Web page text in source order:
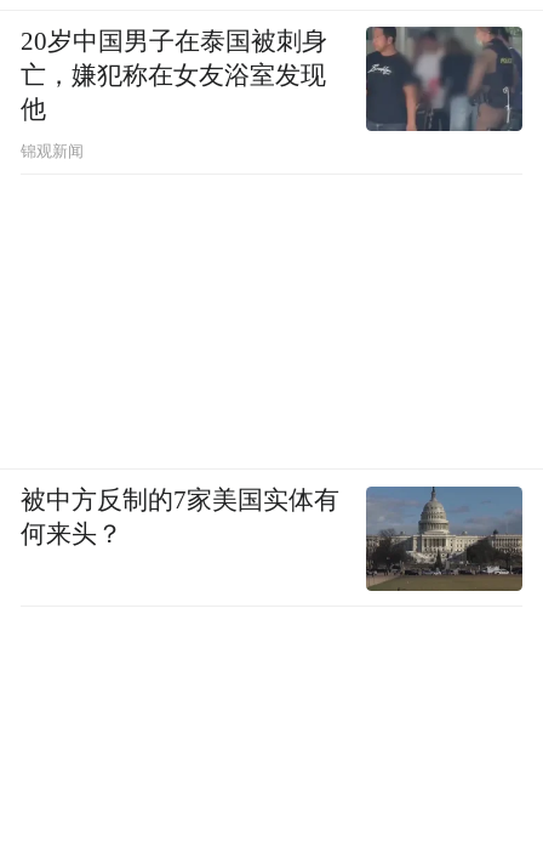
20岁中国男子在泰国被刺身
亡，嫌犯称在女友浴室发现
他
锦观新闻
被中方反制的7家美国实体有
何来头？